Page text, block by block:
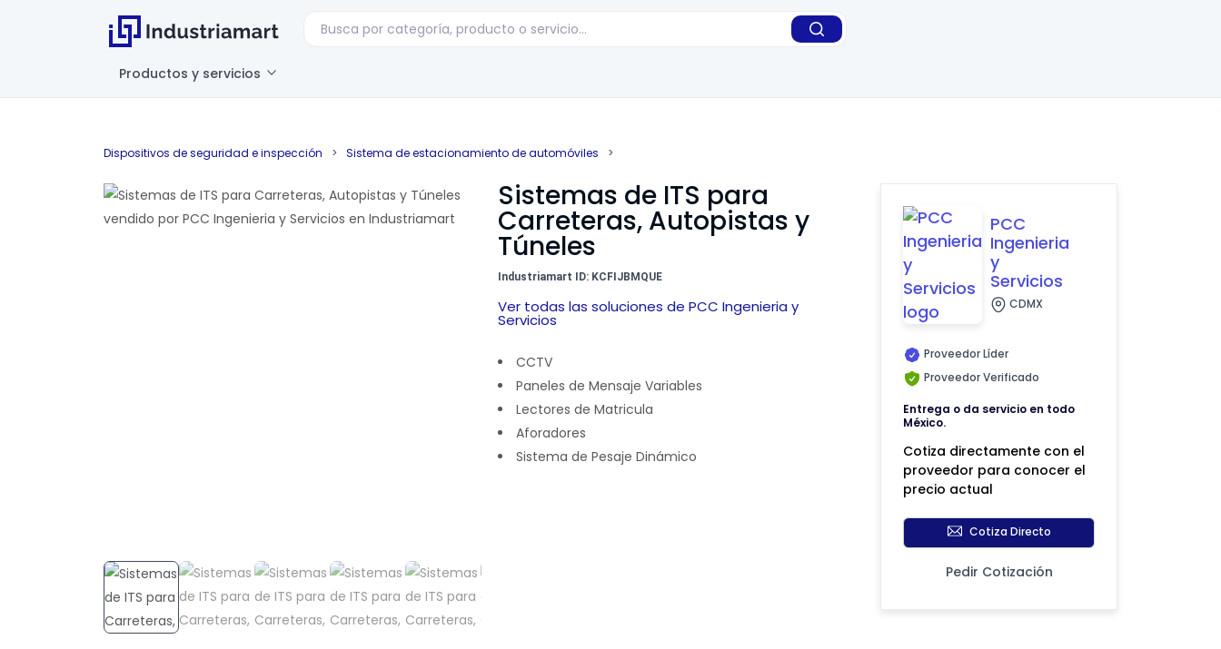
Productos y servicios
Dispositivos de seguridad e inspección > Sistema de estacionamiento de automóviles >
Sistemas de ITS para
Carreteras, Autopistas y
Túneles
Industriamart ID: KCFIJBMQUE
Ver todas las soluciones de PCC Ingenieria y
Servicios
CCTV
Paneles de Mensaje Variables
Lectores de Matricula
Aforadores
Sistema de Pesaje Dinámico
PCC
Ingenieria
y
Servicios
CDMX
Proveedor Líder
Proveedor Verificado
Entrega o da servicio en todo
México.
Cotiza directamente con el
proveedor para conocer el
precio actual
Cotiza Directo
Pedir Cotización